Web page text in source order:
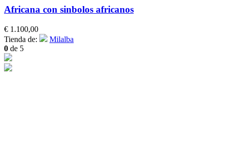
Africana con sinbolos africanos
€ 1.100,00
Tienda de:
Milalba
0 de 5